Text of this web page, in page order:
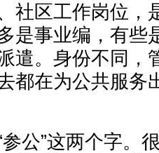
社区工作岗位，
是事业编，有些
遣。身份不同，
都在为公共服务
公”这两个字。